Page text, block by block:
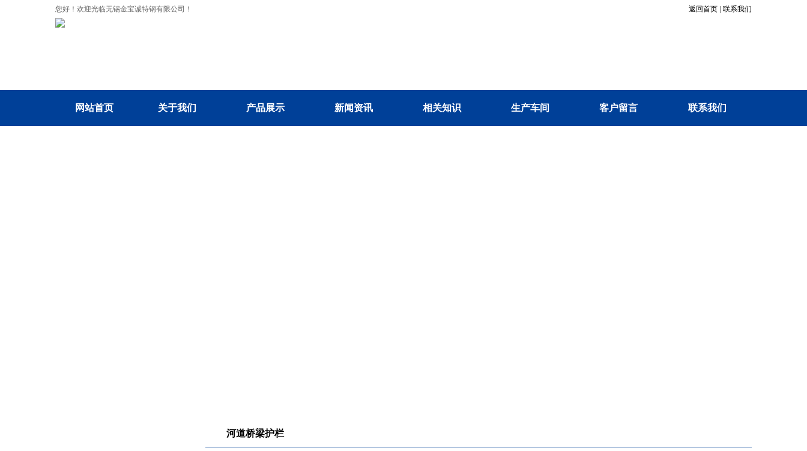
您好！欢迎光临无锡金宝诚特钢有限公司！ 返回首页 联系我们
网站首页 关于我们 产品展示 新闻资讯 相关知识 生产车间 客户留言 联系我们
河道桥梁护栏